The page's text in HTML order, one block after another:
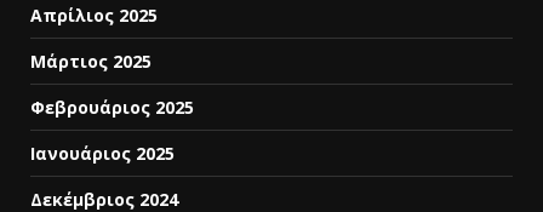
Απρίλιος 2025
Μάρτιος 2025
Φεβρουάριος 2025
Ιανουάριος 2025
Δεκέμβριος 2024